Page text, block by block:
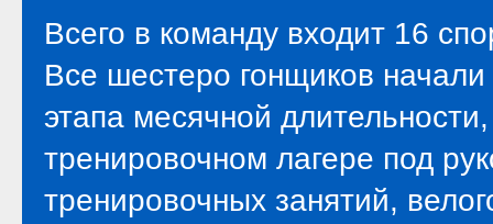
Всего в команду входит 16
Все шестеро гонщиков начали
этапа месячной
тренировочном лагере под
тренировочных занятий,